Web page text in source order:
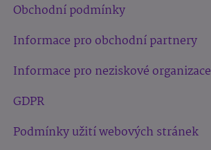
Obchodní podmínky
Informace pro obchodní partnery
Informace pro neziskové organizace
GDPR
Podmínky užití webových stránek